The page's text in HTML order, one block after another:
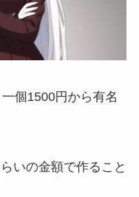
一個1500円から有名
いの金額で作ること